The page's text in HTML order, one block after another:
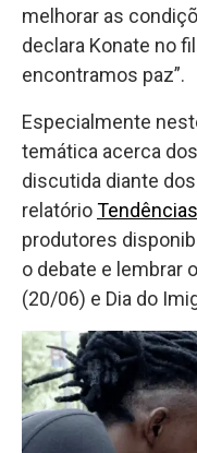
melhorar as
declara Konate no
encontramos paz”.
Especialmente
temática acerca
discutida diante
relatório
produtores
o debate e lembrar
(20/06) e Dia do